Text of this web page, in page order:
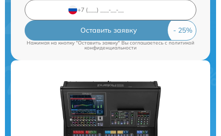
Оставить заявку
Нажимая на кнопку "Оставить заявку" Вы соглашаетесь cполитикой
конфиденциальности